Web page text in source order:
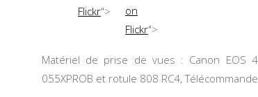
Flickr">
on
Flickr">
Matériel de prise de vues : Canon EOS
055XPROB et rotule 808 RC4,